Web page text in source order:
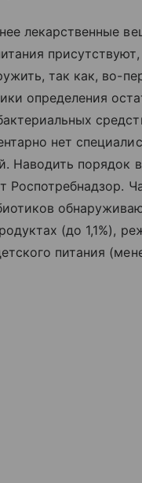
лекарственные
так как, во-
определения
нет
Наводить порядок
Роспотребнадзор.
(до 1,1%),
питания